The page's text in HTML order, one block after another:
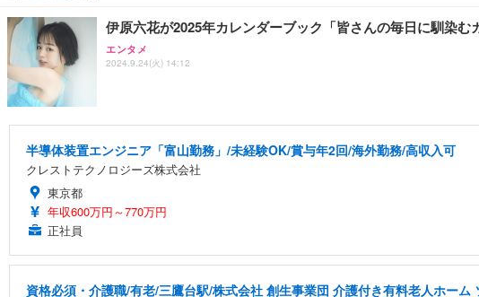
伊原六花が2025年カレンダーブック「皆さんの毎日に馴染む
エンタメ
2024.9.24(火) 14:12
半導体装置エンジニア「富山勤務」/未経験OK/賞与年2回/海外勤務/高収入可
クレストテクノロジーズ株式会社
東京都
年収600万円～770万円
正社員
資格必須・介護職/有老/三鷹台駅/株式会社 創生事業団 介護付き有料老人ホーム